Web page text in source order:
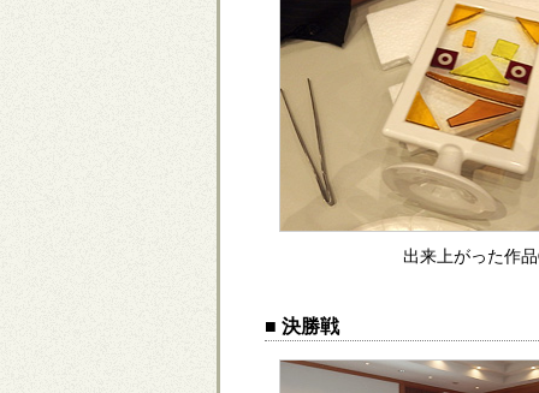
出来上がった作
■ 決勝戦